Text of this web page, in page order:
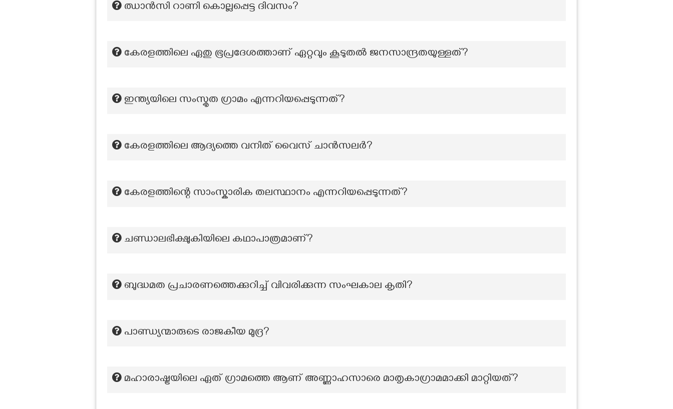
ഝാൻസി റാണി കൊല്ലപ്പെട്ട ദിവസം?
കേരളത്തിലെ ഏതു ഭൂപ്രദേശത്താണ് ഏറ്റവും കൂടുതൽ ജനസാന്ദ്രതയുള്ളത്?
ഇന്ത്യയിലെ സംസ്കൃത ഗ്രാമം എന്നറിയപ്പെടുന്നത്?
കേരളത്തിലെ ആദ്യത്തെ വനിത് വൈസ് ചാന്‍സലര്‍?
കേരളത്തിന്റെ സാംസ്കാരിക തലസ്ഥാനം എന്നറിയപ്പെടുന്നത്?
ചണ്ഡാലഭിക്ഷുകിയിലെ കഥാപാത്രമാണ്?
ബുദ്ധമത പ്രചാരണത്തെക്കുറിച്ച് വിവരിക്കുന്ന സംഘകാല കൃതി?
പാണ്ഡ്യന്മാരുടെ രാജകീയ മുദ്ര?
മഹാരാഷ്ട്രയിലെ ഏത് ഗ്രാമത്തെ ആണ് അണ്ണാഹസാരെ മാതൃകാഗ്രാമമാക്കി മാറ്റിയത്?